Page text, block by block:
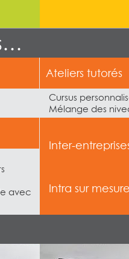
Ateliers tutorés
Cursus
Mélange des
avec
Inter-
Intra sur